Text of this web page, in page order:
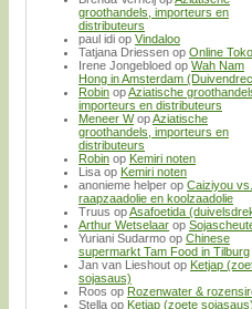
groothandels, importeurs en
distributeurs
paul idi op Vindaloo
Tatjana Driessen op Online
Irene Jongebloed op Wah Nam
Hong in Amsterdam
Robin opAziatische
importeurs en distributeurs
Meneer WopAziatische
groothandels, importeurs en
distributeurs
Robin op Kemiri noten
Lisa op Kemiri noten
anonieme helper op Caiziyou vs.
raapzaadolie en koolzaadolie
Truus opAsafoetida
Arthur Wetselaar op
Yuriani Sudarmo op Chinese
supermarkt Tam Food in Tilburg
Jan van Lieshout op Ketjap
sojasaus)
Roos op Rozenwater &
Stella op Ketjap (zoete sojasaus)